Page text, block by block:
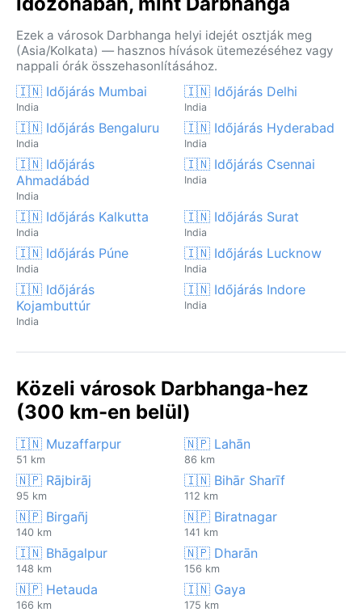
Ezek a városok Darbhanga helyi idejét osztják meg
(Asia/Kolkata) — hasznos hívások ütemezéséhez vagy
nappali órák összehasonlításához.
🇮🇳 Időjárás Mumbai
India
🇮🇳 Időjárás Delhi
India
🇮🇳 Időjárás Bengaluru
India
🇮🇳 Időjárás Hyderabad
India
🇮🇳 Időjárás
Ahmadábád
India
🇮🇳 Időjárás Csennai
India
🇮🇳 Időjárás Kalkutta
India
🇮🇳 Időjárás Surat
India
🇮🇳 Időjárás Púne
India
🇮🇳 Időjárás Lucknow
India
🇮🇳 Időjárás
Kojambuttúr
India
🇮🇳 Időjárás Indore
India
Közeli városok Darbhanga-hez
(300 km-en belül)
🇮🇳 Muzaffarpur
51 km
🇳🇵 Lahān
86 km
🇳🇵 Rājbirāj
95 km
🇮🇳 Bihār Sharīf
112 km
🇳🇵 Birgañj
140 km
🇳🇵 Biratnagar
141 km
🇮🇳 Bhāgalpur
148 km
🇳🇵 Dharān
156 km
🇳🇵 Hetauda
166 km
🇮🇳 Gaya
175 km